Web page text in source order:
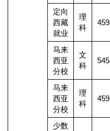
定向
西藏
就业
理
科
459
马来
西亚
分校
文
科
545
马来
西亚
分校
理
科
459
少数